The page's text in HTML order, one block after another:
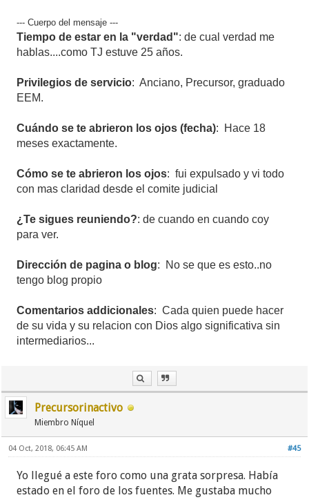
NO ESTAMOS DENUNCIANDO FORISTAS.
denunciamos los hechos que ahora estando fuera,
nos parecen lesivos. igual estando dentro de la
arrepientan., como negarle el saludo al que fue
amigo, o incitar a no estudiar pues "el fin llegara
foristas.
organización se le diera la espalda a nadie, de
hecho yo hice mis preguntas y conjeturas y nadie
oveja negra, porque es normal preguntar por los
cambios, es más en la congregación donde servía
gustaban, pero eso no causo ninguna división ni
enfrentamientos. De hecho un circuito hablo
gustaban ciertos cambios, pero los aceptaba (aún
sigue de viajante). Es acertada para este caso la
frase "donde manda capitán no manda marinero"
sabemos y resumimos que la dichosa uniformidad
de pensamiento y de acciones dentro de la SWT no
existe, es un mito. cada anciano crea su feudo e
impone sus reglas. de nuevo, se traa de denunciar a
la SWT, no a los compañeros foristas.
hipócritas.
--- Cuerpo del mensaje ---
Tiempo de estar en la "verdad": de cual verdad me
hablas....como TJ estuve 25 años.
Privilegios de servicio: Anciano, Precursor, graduado
EEM.
Cuándo se te abrieron los ojos (fecha): Hace 18
meses exactamente.
Cómo se te abrieron los ojos: fui expulsado y vi todo
con mas claridad desde el comite judicial
¿Te sigues reuniendo?: de cuando en cuando coy
para ver.
Dirección de pagina o blog: No se que es esto..no
tengo blog propio
Comentarios addicionales: Cada quien puede hacer
de su vida y su relacion con Dios algo significativa sin
intermediarios...
Precursorinactivo
Miembro Níquel
#45
04 Oct, 2018, 06:45 AM
Yo llegué a este foro como una grata sorpresa. Había
estado en el foro de los fuentes. Me gustaba mucho